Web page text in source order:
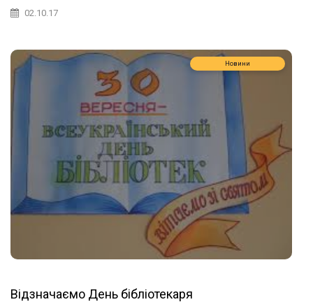
02.10.17
Новини
Відзначаємо День бібліотекаря